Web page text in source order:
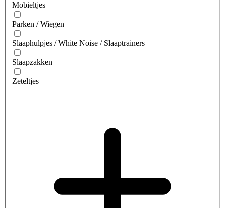
Mobieltjes
Parken / Wiegen
Slaaphulpjes / White Noise / Slaaptrainers
Slaapzakken
Zeteltjes